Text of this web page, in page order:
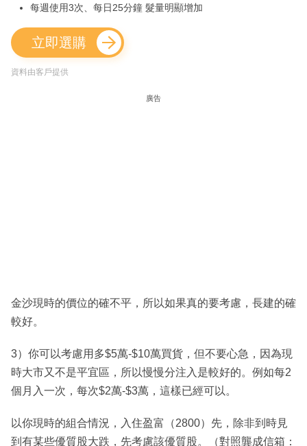
每週使用3次、每日25分鐘 髮量明顯增加
立即選購
資料由客戶提供
廣告
金沙現時的價位的確不平，所以如果真的要考慮，長建的確
較好。
3）你可以考慮用多$5萬-$10萬買貨，但不要心急，因為現
時大市又不是平宜區，所以慢慢分注入是較好的。例如每2
個月入一次，每次$2萬-$3萬，這樣已經可以。
以你現時的組合情況，入住盈富（2800）先，除非到時見
到有某些優質股大跌，先考慮該優質股。（對照龔成信箱：